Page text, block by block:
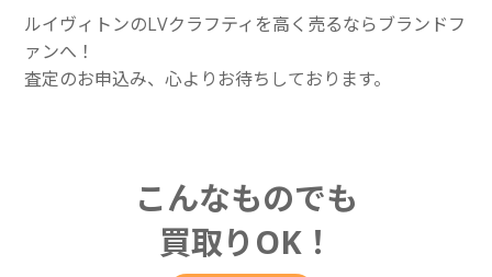
ルイヴィトンのLVクラフティを高く売るならブランドフ
ァンへ！
査定のお申込み、心よりお待ちしております。
こんなものでも
買取りOK！